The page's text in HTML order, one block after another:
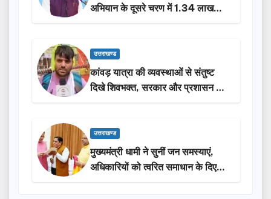
अभियान के दूसरे चरण में 1.34 लाख
लोगों की भागीदारी…
उत्तराखण्ड
कांवड़ यात्रा की व्यवस्थाओं से संतुष्ट
दिखे शिवभक्त, सरकार और प्रशासन की
सराहना…
उत्तराखण्ड
मुख्यमंत्री धामी ने सुनीं जन समस्याएं,
अधिकारियों को त्वरित समाधान के दिए
निर्देश